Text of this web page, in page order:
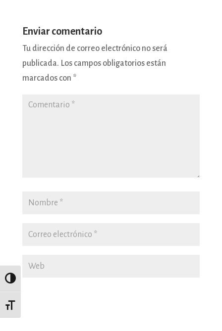
Alternar alto contraste
Alternar tamaño de letra
Enviar comentario
Tu dirección de correo electrónico no será
publicada. Los campos obligatorios están
marcados con *